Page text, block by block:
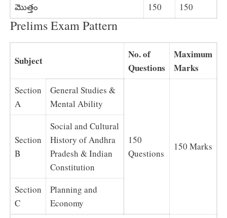
మొత్తం 150 150
Prelims Exam Pattern
Subject
No. of
Questions
Maximum
Marks
Section
A
General Studies &
Mental Ability
150
Questions
150 Marks
Section
B
Social and Cultural
History of Andhra
Pradesh & Indian
Constitution
Section
C
Planning and
Economy